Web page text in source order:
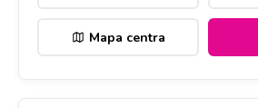
Mapa centra